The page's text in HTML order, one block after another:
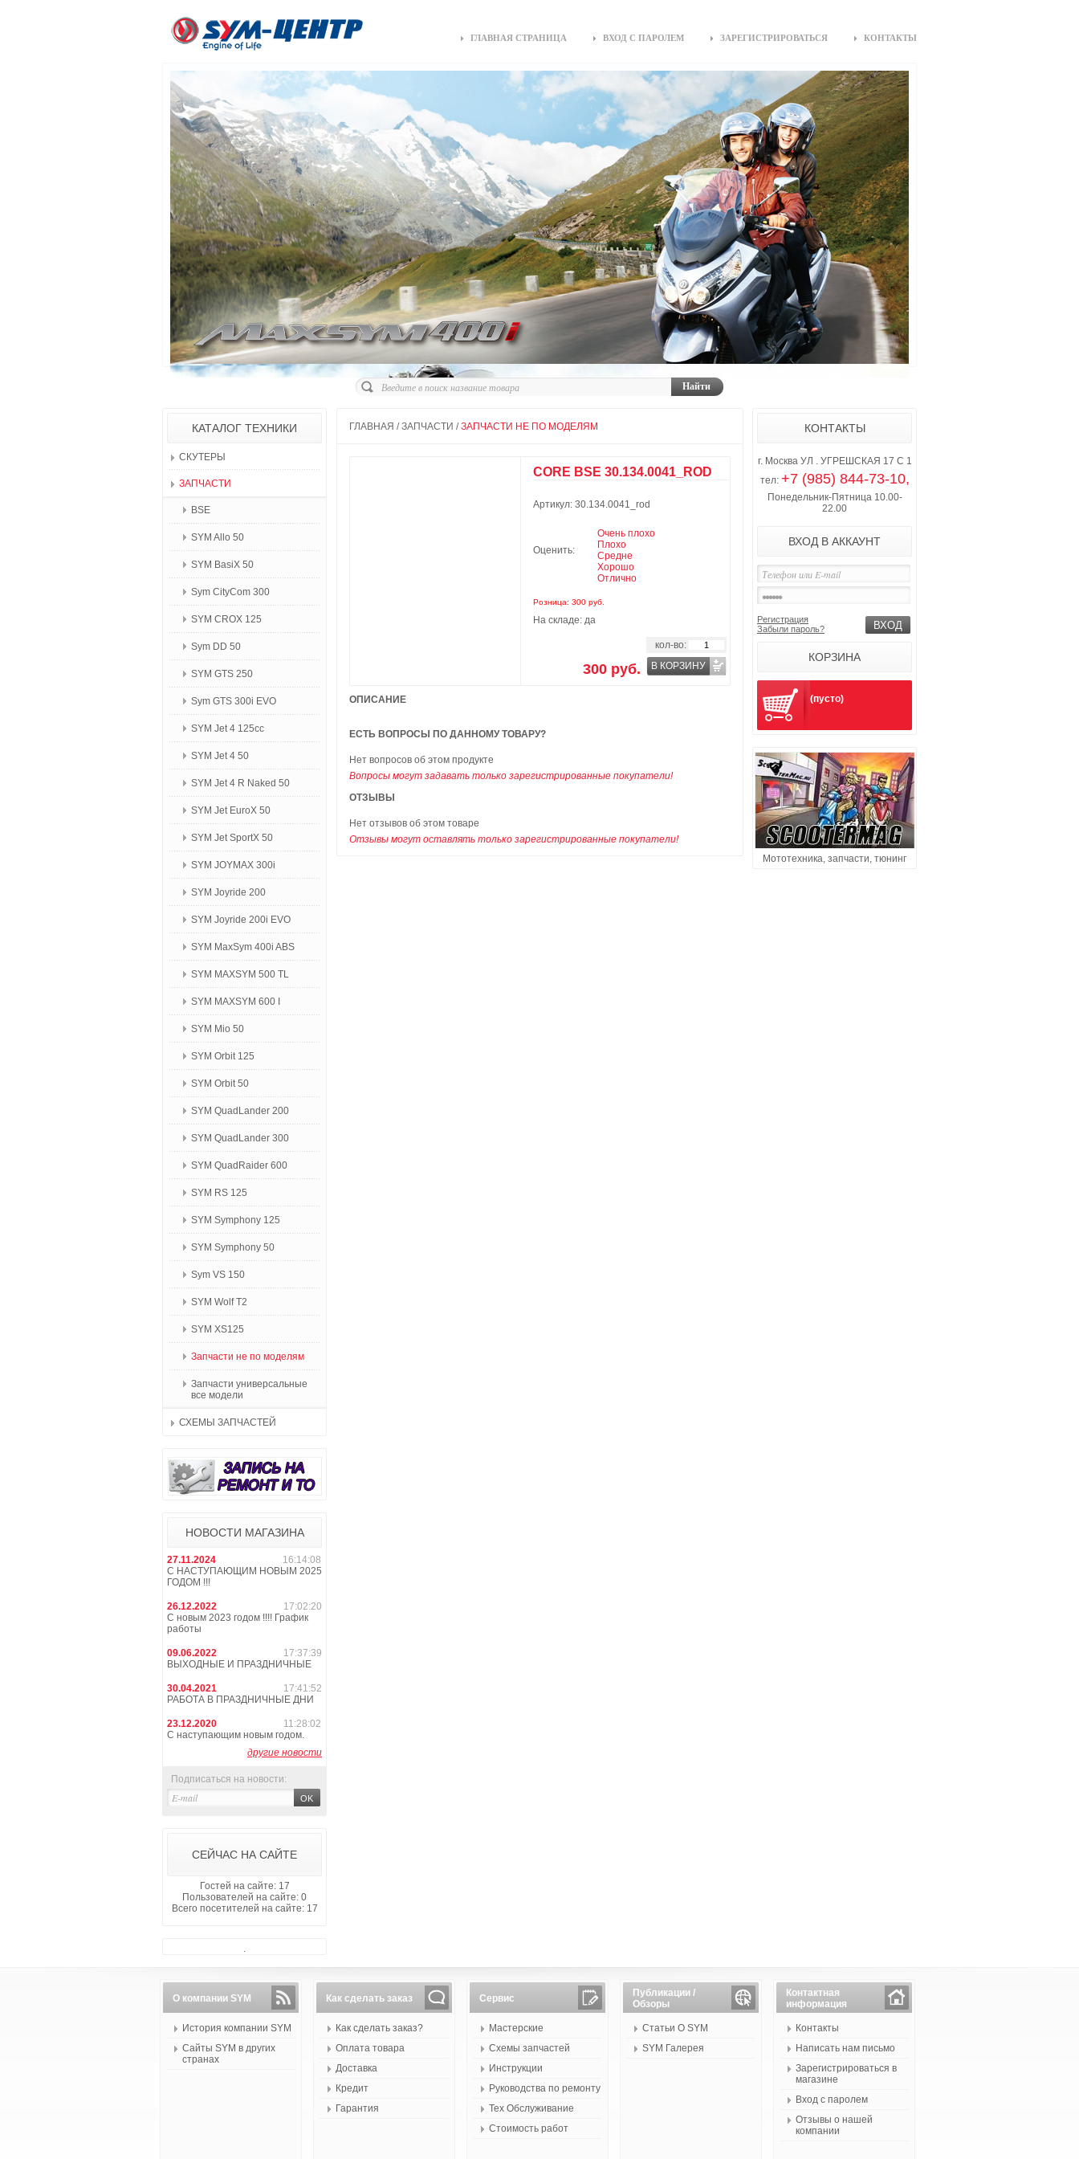
ГЛАВНАЯ СТРАНИЦА ВХОД С ПАРОЛЕМ ЗАРЕГИСТРИРОВАТЬСЯ КОНТАКТЫ
КАТАЛОГ ТЕХНИКИ
СКУТЕРЫ
ЗАПЧАСТИ
BSE
SYM Allo 50
SYM BasiX 50
Sym CityCom 300
SYM CROX 125
Sym DD 50
SYM GTS 250
Sym GTS 300i EVO
SYM Jet 4 125сс
SYM Jet 4 50
SYM Jet 4 R Naked 50
SYM Jet EuroX 50
SYM Jet SportX 50
SYM JOYMAX 300i
SYM Joyride 200
SYM Joyride 200i EVO
SYM MaxSym 400i ABS
SYM MAXSYM 500 TL
SYM MAXSYM 600 I
SYM Mio 50
SYM Orbit 125
SYM Orbit 50
SYM QuadLander 200
SYM QuadLander 300
SYM QuadRaider 600
SYM RS 125
SYM Symphony 125
SYM Symphony 50
Sym VS 150
SYM Wolf T2
SYM XS125
Запчасти не по моделям
Запчасти универсальные
все модели
СХЕМЫ ЗАПЧАСТЕЙ
НОВОСТИ МАГАЗИНА
27.11.2024
16:14:08
С НАСТУПАЮЩИМ НОВЫМ 2025
ГОДОМ !!!
26.12.2022
17:02:20
С новым 2023 годом !!!! График
работы
09.06.2022
17:37:39
ВЫХОДНЫЕ И ПРАЗДНИЧНЫЕ
30.04.2021
17:41:52
РАБОТА В ПРАЗДНИЧНЫЕ ДНИ
23.12.2020
11:28:02
С наступающим новым годом.
другие новости
Подписаться на новости:
СЕЙЧАС НА САЙТЕ
Гостей на сайте: 17
Пользователей на сайте: 0
Всего посетителей на сайте: 17
.
ГЛАВНАЯ / ЗАПЧАСТИ / ЗАПЧАСТИ НЕ ПО МОДЕЛЯМ
CORE BSE 30.134.0041_ROD
Артикул: 30.134.0041_rod
Оценить:
Очень плохо
Плохо
Средне
Хорошо
Отлично
Розница: 300 руб.
На складе: да
кол-во:
300 руб. В КОРЗИНУ
ОПИСАНИЕ
ЕСТЬ ВОПРОСЫ ПО ДАННОМУ ТОВАРУ?
Нет вопросов об этом продукте
Вопросы могут задавать только зарегистрированные покупатели!
ОТЗЫВЫ
Нет отзывов об этом товаре
Отзывы могут оставлять только зарегистрированные покупатели!
КОНТАКТЫ
г. Москва УЛ . УГРЕШСКАЯ 17 С 1
тел: +7 (985) 844-73-10,
Понедельник-Пятница 10.00-
22.00
ВХОД В АККАУНТ
Регистрация
Забыли пароль?
КОРЗИНА
(пусто)
Мототехника, запчасти, тюнинг
О компании SYM
История компании SYM
Сайты SYM в других
странах
Как сделать заказ
Как сделать заказ?
Оплата товара
Доставка
Кредит
Гарантия
Сервис
Мастерские
Схемы запчастей
Инструкции
Руководства по ремонту
Тех Обслуживание
Стоимость работ
Публикации /
Обзоры
Статьи О SYM
SYM Галерея
Контактная
информация
Контакты
Написать нам письмо
Зарегистрироваться в
магазине
Вход с паролем
Отзывы о нашей
компании